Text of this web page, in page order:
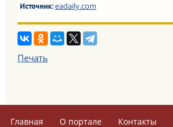
Источник:eadaily.com
Печать
Главная О портале Контакты